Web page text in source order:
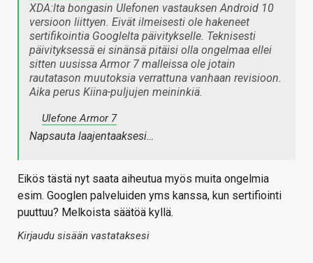
XDA:lta bongasin Ulefonen vastauksen Android 10
versioon liittyen. Eivät ilmeisesti ole hakeneet
sertifikointia Googlelta päivitykselle. Teknisesti
päivityksessä ei sinänsä pitäisi olla ongelmaa ellei
sitten uusissa Armor 7 malleissa ole jotain
rautatason muutoksia verrattuna vanhaan revisioon.
Aika perus Kiina-puljujen meininkiä.
Ulefone Armor 7
Napsauta laajentaaksesi…
Eikös tästä nyt saata aiheutua myös muita ongelmia
esim. Googlen palveluiden yms kanssa, kun sertifiointi
puuttuu? Melkoista säätöä kyllä.
Kirjaudu sisään vastataksesi